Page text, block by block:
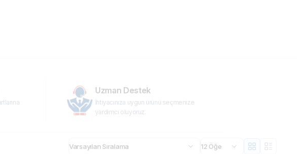
Uzman Destek
İhtiyacınıza uygun ürünü seçmenize
yardımcı oluyoruz.